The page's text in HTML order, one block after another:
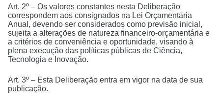
Art. 2º – Os valores constantes nesta Deliberação
correspondem aos consignados na Lei Orçamentária
Anual, devendo ser considerados como previsão inicial,
sujeita a alterações de natureza financeiro-orçamentária e
a critérios de conveniência e oportunidade, visando à
plena execução das políticas públicas de Ciência,
Tecnologia e Inovação.
Art. 3º – Esta Deliberação entra em vigor na data de sua
publicação.